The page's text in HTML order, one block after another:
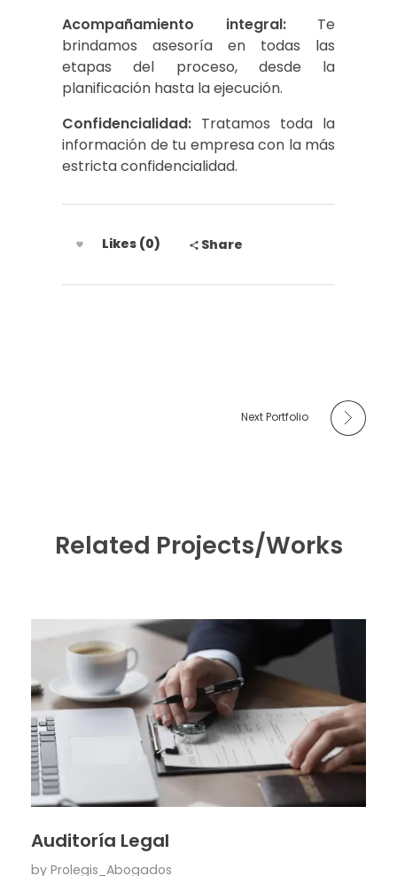
Acompañamiento integral:Te
brindamos asesoría en todas las
etapas del proceso, desde la
planificación hasta la ejecución.
Confidencialidad: Tratamos toda la
información de tu empresa con la más
estricta confidencialidad.
Likes (0) Share
Next Portfolio
Related Projects/Works
Auditoría Legal
by Prolegis_Abogados